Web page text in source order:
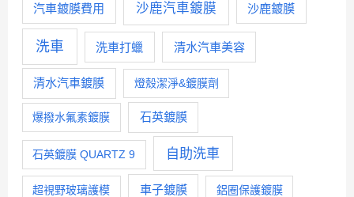
汽車鍍膜費用 沙鹿汽車鍍膜 沙鹿鍍膜
洗車 洗車打蠟 清水汽車美容
清水汽車鍍膜 燈殼潔淨&鍍膜劑
爆撥水氟素鍍膜 石英鍍膜
石英鍍膜 QUARTZ 9 自助洗車
超視野玻璃護模 車子鍍膜 鋁圈保護鍍膜